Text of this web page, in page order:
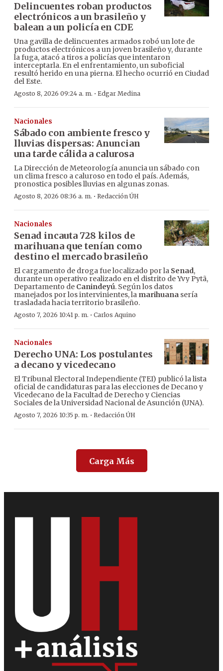
Delincuentes roban productos
electrónicos a un brasileño y
balean a un policía en CDE
Una gavilla de delincuentes armados robó un lote de
productos electrónicos a un joven brasileño y, durante
la fuga, atacó a tiros a policías que intentaron
interceptarla. En el enfrentamiento, un suboficial
resultó herido en una pierna. El hecho ocurrió en Ciudad
del Este.
Agosto 8, 2026 09:24 a. m. · Edgar Medina
Nacionales
Sábado con ambiente fresco y
lluvias dispersas: Anuncian
una tarde cálida a calurosa
La Dirección de Meteorología anuncia un sábado con
un clima fresco a caluroso en todo el país. Además,
pronostica posibles lluvias en algunas zonas.
Agosto 8, 2026 08:36 a. m. · Redacción ÚH
Nacionales
Senad incauta 728 kilos de
marihuana que tenían como
destino el mercado brasileño
El cargamento de droga fue localizado por la Senad,
durante un operativo realizado en el distrito de Yvy Pytã,
Departamento de Canindeyú. Según los datos
manejados por los intervinientes, la marihuana sería
trasladada hacia territorio brasileño.
Agosto 7, 2026 10:41 p. m. · Carlos Aquino
Nacionales
Derecho UNA: Los postulantes
a decano y vicedecano
El Tribunal Electoral Independiente (TEI) publicó la lista
oficial de candidaturas para las elecciones de Decano y
Vicedecano de la Facultad de Derecho y Ciencias
Sociales de la Universidad Nacional de Asunción (UNA).
Agosto 7, 2026 10:35 p. m. · Redacción ÚH
Carga Más